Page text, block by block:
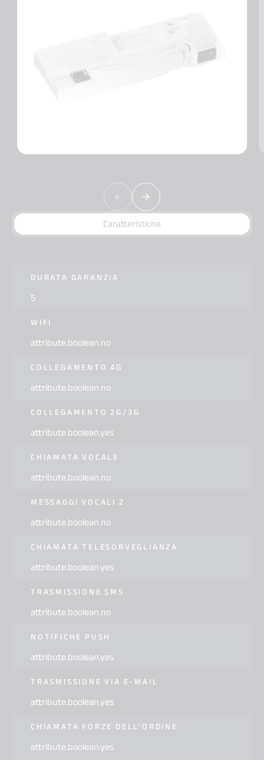
Caratteristiche
DURATA GARANZIA
5
WIFI
attribute.boolean.no
COLLEGAMENTO 4G
attribute.boolean.no
COLLEGAMENTO 2G/3G
attribute.boolean.yes
CHIAMATA VOCALE
attribute.boolean.no
MESSAGGI VOCALI 2
attribute.boolean.no
CHIAMATA TELESORVEGLIANZA
attribute.boolean.yes
TRASMISSIONE SMS
attribute.boolean.no
NOTIFICHE PUSH
attribute.boolean.yes
TRASMISSIONE VIA E-MAIL
attribute.boolean.yes
CHIAMATA FORZE DELL'ORDINE
attribute.boolean.yes